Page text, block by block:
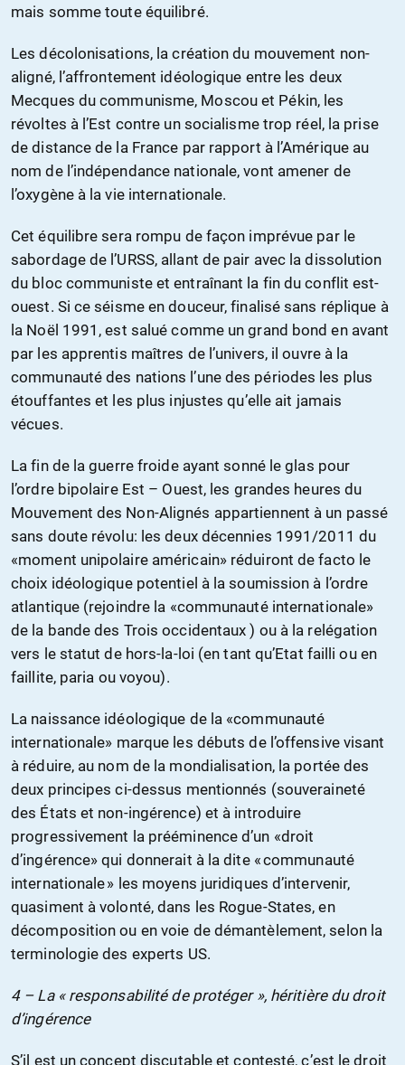
mais somme toute équilibré.
Les décolonisations, la création du mouvement non-
aligné, l’affrontement idéologique entre les deux
Mecques du communisme, Moscou et Pékin, les
révoltes à l’Est contre un socialisme trop réel, la prise
de distance de la France par rapport à l’Amérique au
nom de l’indépendance nationale, vont amener de
l’oxygène à la vie internationale.
Cet équilibre sera rompu de façon imprévue par le
sabordage de l’URSS, allant de pair avec la dissolution
du bloc communiste et entraînant la fin du conflit est-
ouest. Si ce séisme en douceur, finalisé sans réplique à
la Noël 1991, est salué comme un grand bond en avant
par les apprentis maîtres de l’univers, il ouvre à la
communauté des nations l’une des périodes les plus
étouffantes et les plus injustes qu’elle ait jamais
vécues.
La fin de la guerre froide ayant sonné le glas pour
l’ordre bipolaire Est – Ouest, les grandes heures du
Mouvement des Non-Alignés appartiennent à un passé
sans doute révolu: les deux décennies 1991/2011 du
«moment unipolaire américain» réduiront de facto le
choix idéologique potentiel à la soumission à l’ordre
atlantique (rejoindre la «communauté internationale»
de la bande des Trois occidentaux ) ou à la relégation
vers le statut de hors-la-loi (en tant qu’Etat failli ou en
faillite, paria ou voyou).
La naissance idéologique de la «communauté
internationale» marque les débuts de l’offensive visant
à réduire, au nom de la mondialisation, la portée des
deux principes ci-dessus mentionnés (souveraineté
des États et non-ingérence) et à introduire
progressivement la prééminence d’un «droit
d’ingérence» qui donnerait à la dite « communauté
internationale » les moyens juridiques d’intervenir,
quasiment à volonté, dans les Rogue-States, en
décomposition ou en voie de démantèlement, selon la
terminologie des experts US.
4 – La « responsabilité de protéger », héritière du droit
d’ingérence
S’il est un concept discutable et contesté, c’est le droit